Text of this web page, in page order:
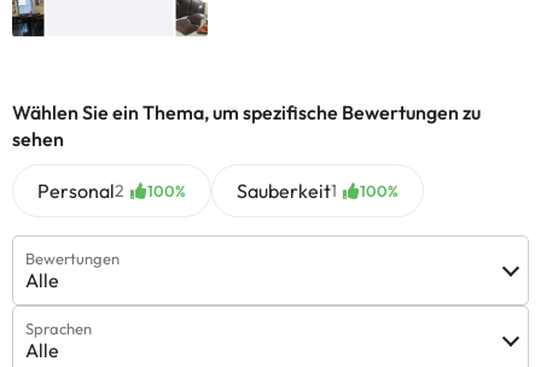
Wählen Sie ein Thema, um spezifische Bewertungen zu
sehen
Personal2 100% Sauberkeit1 100%
Bewertungen
Alle
Sprachen
Alle